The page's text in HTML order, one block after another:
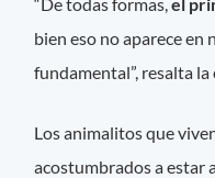
bien eso no aparece en
fundamental”, resalta la
Los animalitos que
acostumbrados a estar